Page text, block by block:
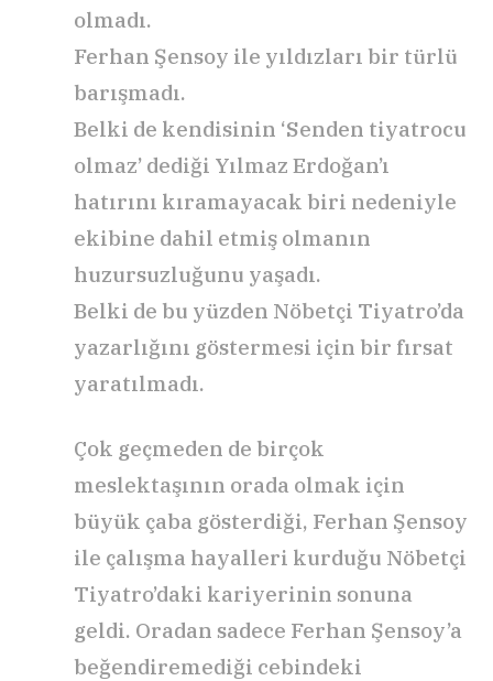
olmadı.
Ferhan Şensoy ile yıldızları bir türlü
barışmadı.
Belki de kendisinin ‘Senden tiyatrocu
olmaz’ dediği Yılmaz Erdoğan’ı
hatırını kıramayacak biri nedeniyle
ekibine dahil etmiş olmanın
huzursuzluğunu yaşadı.
Belki de bu yüzden Nöbetçi Tiyatro’da
yazarlığını göstermesi için bir fırsat
yaratılmadı.
Çok geçmeden de birçok
meslektaşının orada olmak için
büyük çaba gösterdiği, Ferhan Şensoy
ile çalışma hayalleri kurduğu Nöbetçi
Tiyatro’daki kariyerinin sonuna
geldi. Oradan sadece Ferhan Şensoy’a
beğendiremediği cebindeki